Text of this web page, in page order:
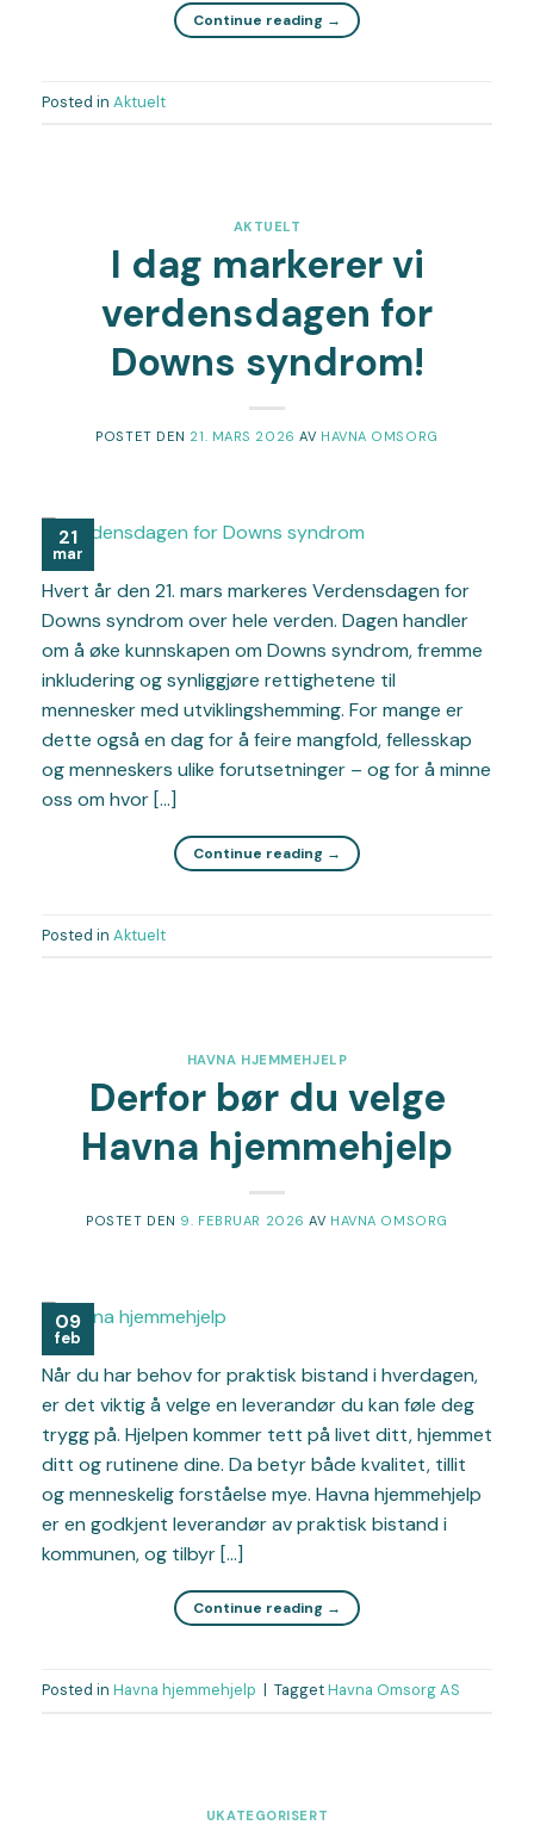
Continue reading →
Posted in Aktuelt
AKTUELT
I dag markerer vi
verdensdagen for
Downs syndrom!
POSTET DEN 21. MARS 2026 AV HAVNA OMSORG
21
mar
Hvert år den 21. mars markeres Verdensdagen for
Downs syndrom over hele verden. Dagen handler
om å øke kunnskapen om Downs syndrom, fremme
inkludering og synliggjøre rettighetene til
mennesker med utviklingshemming. For mange er
dette også en dag for å feire mangfold, fellesskap
og menneskers ulike forutsetninger – og for å minne
oss om hvor […]
Continue reading →
Posted in Aktuelt
HAVNA HJEMMEHJELP
Derfor bør du velge
Havna hjemmehjelp
POSTET DEN 9. FEBRUAR 2026 AV HAVNA OMSORG
09
feb
Når du har behov for praktisk bistand i hverdagen,
er det viktig å velge en leverandør du kan føle deg
trygg på. Hjelpen kommer tett på livet ditt, hjemmet
ditt og rutinene dine. Da betyr både kvalitet, tillit
og menneskelig forståelse mye. Havna hjemmehjelp
er en godkjent leverandør av praktisk bistand i
kommunen, og tilbyr […]
Continue reading →
Posted in Havna hjemmehjelp | TaggetHavna Omsorg AS
UKATEGORISERT